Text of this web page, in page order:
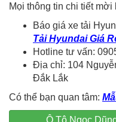
Mọi thông tin chi tiết
Báo giá xe tải
Tải Hyundai Giá
Hotline tư vấn:
Địa chỉ: 104
Đắk Lắk
Có thể bạn quan tâm:
Ô Tô Ngọc